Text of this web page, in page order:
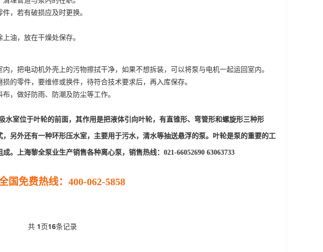
，若有破损应及时更换。
油，放在干燥处保存。
，把电动机外壳上的污物擦拭干净，如果不想拆装，可以将泵与电机一起运回室内。
的零件，要维修或换件，待符合技术要求后，再入库保存。
，做好防雨、防潮及防尘等工作。
水室位于叶轮的前面，其作用是把液体引向叶轮，有直锥形、弯管形和螺旋形三种形
另外还有一种环形压水室，主要用于污水，清水等抽送悬浮的泵。叶轮是泵的重要的工
成。上海黎全泵业生产销售各种离心泵 ，销售热线：021-66052690 63063733
国免费热线：400-062-5858
共 1页16条记录